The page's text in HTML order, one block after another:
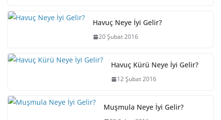
Havuç Neye İyi Gelir?
20 Şubat 2016
Havuç Kürü Neye İyi Gelir?
12 Şubat 2016
Muşmula Neye İyi Gelir?